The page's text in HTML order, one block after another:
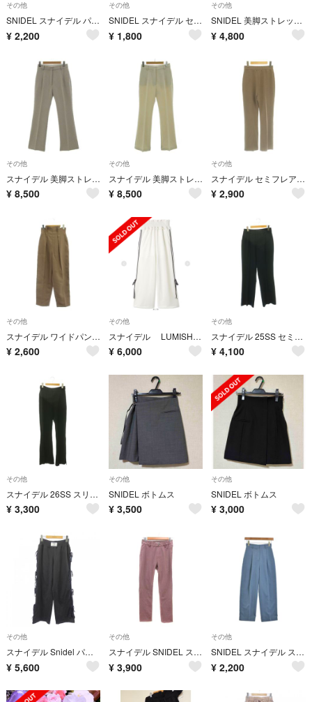
その他
SNIDEL スナイデル パンツ（その他） M 黒 【古着】【中古】【送料無料】
¥ 2,200
その他
SNIDEL スナイデル センタープレス ハイウエスト ストレートパンツ 美脚
¥ 1,800
その他
SNIDEL 美脚ストレッチパンツ 黒 0（G49）
¥ 4,800
その他
スナイデル 美脚ストレッチパンツ 裾フレア LGRY ライトグレー 1
¥ 8,500
その他
スナイデル 美脚ストレッチパンツ SWFP249001 裾フレア クリーム 1
¥ 8,500
その他
スナイデル セミフレアパンツ センタープレス 0 モカ /SS ■OS ■MA
¥ 2,900
その他
スナイデル ワイドパンツ 0 茶 ハイウエスト タック入り 無地 /JP
¥ 2,600
その他
スナイデル LUMISHADE UVラインパンツ
¥ 6,000
その他
スナイデル 25SS セミフレアパンツ センタープレス 1 ネイビー /DO
¥ 4,100
その他
スナイデル 26SS スリットカットパンツ フレア ジッパーフライ 1
¥ 3,300
その他
SNIDEL ボトムス
¥ 3,500
その他
SNIDEL ボトムス
¥ 3,000
その他
スナイデル Snidel パンツ
¥ 5,600
その他
スナイデル SNIDEL スキニーパンツ イージーパンツ 1 S ダスティピンク
¥ 3,900
その他
SNIDEL スナイデル スラックス S 青 【古着】【中古】【送料無料】
¥ 2,200